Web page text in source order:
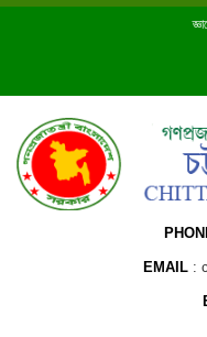
Skip
EMAIL